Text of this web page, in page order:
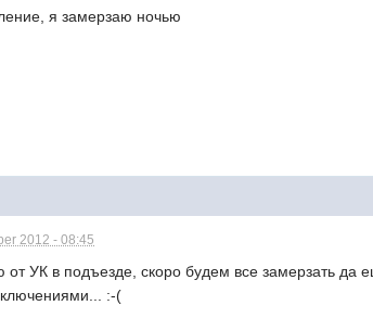
я замерзаю ночью
2012 - 08:45
УК в подъезде, скоро будем все замерзать да
:-(